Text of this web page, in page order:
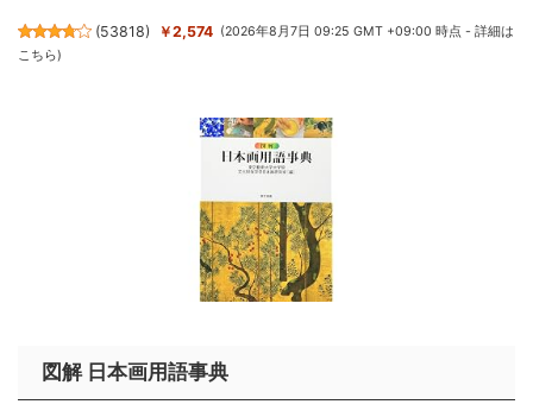
(53818) ￥2,574 (2026年8月7日 09:25 GMT +09:00 時点 -詳細は
こちら)
図解 日本画用語事典